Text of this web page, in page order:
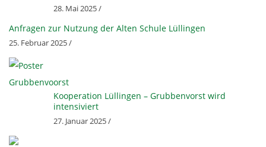
28. Mai 2025 /
Anfragen zur Nutzung der Alten Schule Lüllingen
25. Februar 2025 /
Kooperation Lüllingen – Grubbenvorst wird
intensiviert
27. Januar 2025 /